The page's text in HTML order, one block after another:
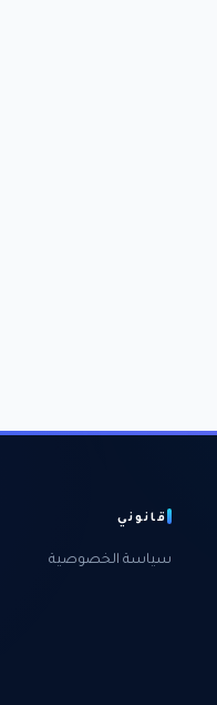
قانوني
سياسة الخصوصية